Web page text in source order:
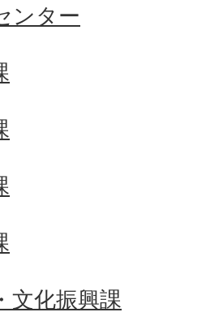
ンター
文化振興課